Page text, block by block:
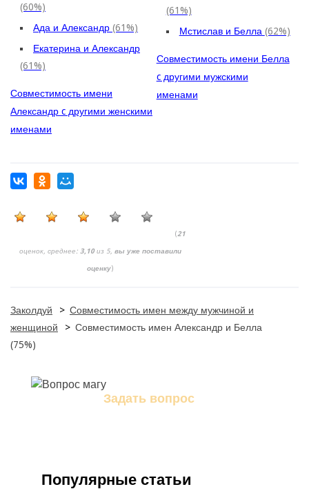
(60%)
Ада и Александр (61%)
Екатерина и Александр
(61%)
Совместимость имени
Александр c другими женскими
именами
(61%)
Мстислав и Белла (62%)
Совместимость имени Белла
c другими мужскими
именами
(21
оценок, среднее: 3,10из 5, вы уже поставили
оценку)
Заколдуй > Совместимость имен между мужчиной и
женщиной
> Совместимость имен Александр и Белла
(75%)
Задать вопрос
Популярные статьи